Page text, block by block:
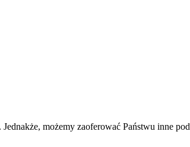
możemy zaoferować Państwu inne